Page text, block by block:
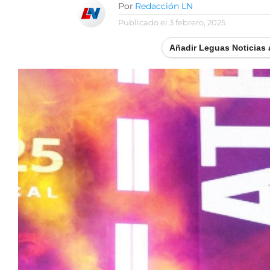
Por Redacción LN
Publicado el 3 febrero, 2025
Añadir Leguas Noticias